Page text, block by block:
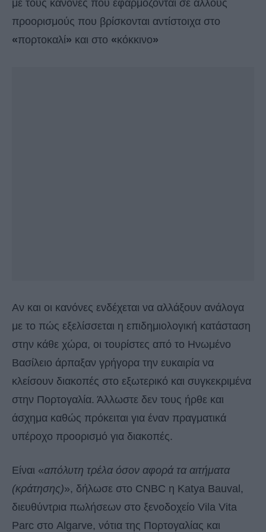
με τους κανόνες που εφαρμόζονται σε άλλους
προορισμούς που βρίσκονται αντίστοιχα στο
«πορτοκαλί» και στο «κόκκινο»
Αν και οι κανόνες ενδέχεται να αλλάξουν ανάλογα
με το πώς εξελίσσεται η επιδημιολογική κατάσταση
στην κάθε χώρα, οι τουρίστες από το Ηνωμένο
Βασίλειο άρπαξαν γρήγορα την ευκαιρία να
κλείσουν διακοπές στο εξωτερικό και συγκεκριμένα
στην Πορτογαλία. Άλλωστε δεν τους ήρθε και
άσχημα καθώς πρόκειται για έναν πραγματικά
υπέροχο προορισμό για διακοπές.
Είναι «απόλυτη τρέλα όσον αφορά τα αιτήματα
(κράτησης)», δήλωσε στο CNBC η Katya Bauval,
διευθύντρια πωλήσεων στο ξενοδοχείο Vila Vita
Parc στο Algarve, νότια της Πορτογαλίας και